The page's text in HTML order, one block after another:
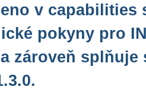
v capabilities
pokyny pro
zároveň splňuje